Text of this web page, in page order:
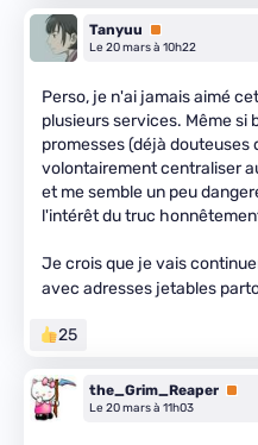
Tanyuu
Premium
Le 20 mars à 10h22
Perso, je n'ai jamais aimé
plusieurs services. Même si
promesses (déjà douteuses
volontairement centraliser
et me semble un peu
l'intérêt du truc
Je crois que je vais
avec adresses jetables
25
the_Grim_Reaper
Le 20 mars à 11h03